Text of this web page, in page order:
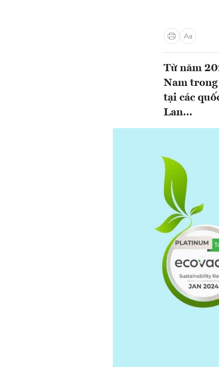
Từ năm
Nam trong
tại các
Lan…